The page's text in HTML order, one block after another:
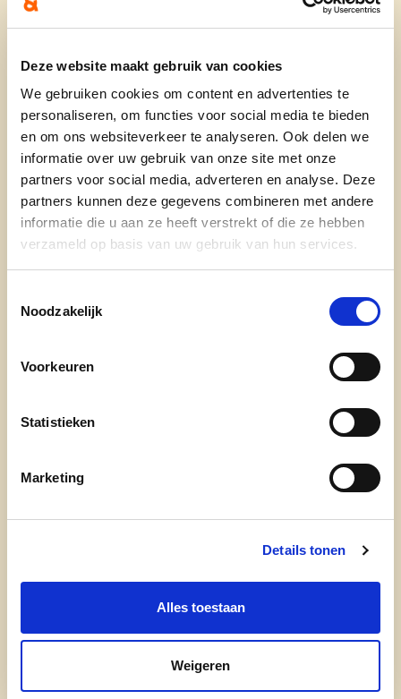
Deze website maakt gebruik van cookies
We gebruiken cookies om content en advertenties te
personaliseren, om functies voor social media te bieden
en om ons websiteverkeer te analyseren. Ook delen we
informatie over uw gebruik van onze site met onze
partners voor social media, adverteren en analyse. Deze
partners kunnen deze gegevens combineren met andere
informatie die u aan ze heeft verstrekt of die ze hebben
verzameld op basis van uw gebruik van hun services.
Noodzakelijk
Voorkeuren
Statistieken
Marketing
Details tonen
Alles toestaan
Weigeren
- leeftijd: 56 jaar
- functie: Eerste schepen
- Hobby's: wandelen, koken en lezen
1) Waarom ben ik kandidaat?
Ik bekijk de toekomst van onze gemeente door
een positieve bril. We hebben sterke troeven,
ontsluiting via het spoor- en wegennet in
maakt dat we hier de handen en hoofden hebben
die onze economie zo hard nodig heeft. Met mijn
dertig jaar politieke ervaring, waarvan 24 jaar als
schepen, wil ik mee helpen om van Denderleeuw
een bruisende en bloeiende gemeente te maken.
2) Wat wil ik veranderen in Denderleeuw?
- investeren in de lokale actieve bevolking